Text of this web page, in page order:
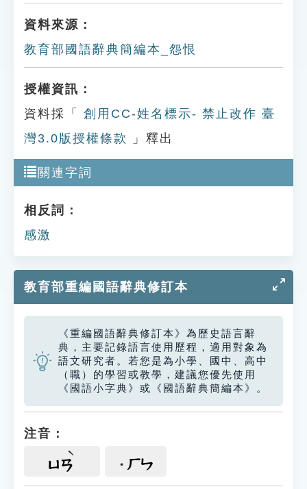
資料來源：
教育部國語辭典簡編本_怨恨
授權資訊：
資料採「
創用CC-姓名標示- 禁止改作 臺
灣3.0版授權條款
」釋出
關連字詞
相反詞：
感激
教育部重編國語辭典修訂本
《重編國語辭典修訂本》為歷史語言辭
典，主要記錄語言使用歷程，適用對象為
語文研究者。若您是為小學、國中、高中
（職）的學習或教學，建議您優先使用
《國語小字典》或《國語辭典簡編本》。
注音：
ㄩㄢ ㄏㄣ